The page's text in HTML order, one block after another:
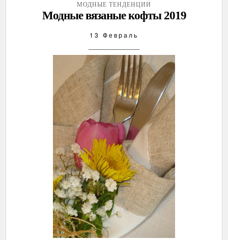
МОДНЫЕ ТЕНДЕНЦИИ
Модные вязаные кофты 2019
13 Февраль